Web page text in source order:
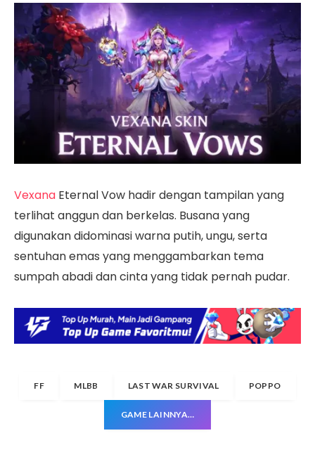
Vexana Eternal Vow hadir dengan tampilan yang
terlihat anggun dan berkelas. Busana yang
digunakan didominasi warna putih, ungu, serta
sentuhan emas yang menggambarkan tema
sumpah abadi dan cinta yang tidak pernah pudar.
FF MLBB LAST WAR SURVIVAL POPPO
GAME LAINNYA…